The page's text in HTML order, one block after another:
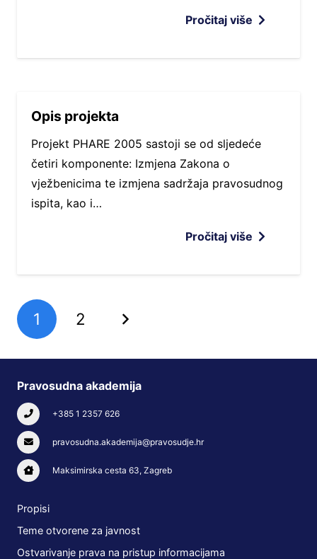
Pročitaj više
Opis projekta
Projekt PHARE 2005 sastoji se od sljedeće
četiri komponente: Izmjena Zakona o
vježbenicima te izmjena sadržaja pravosudnog
ispita, kao i…
Pročitaj više
1 2
Pravosudna akademija
+385 1 2357 626
pravosudna.akademija@pravosudje.hr
Maksimirska cesta 63, Zagreb
Propisi
Teme otvorene za javnost
Ostvarivanje prava na pristup informacijama